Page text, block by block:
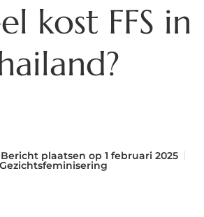
kost FFS in
Bericht plaatsen op 1 februari 2025
Gezichtsfeminisering